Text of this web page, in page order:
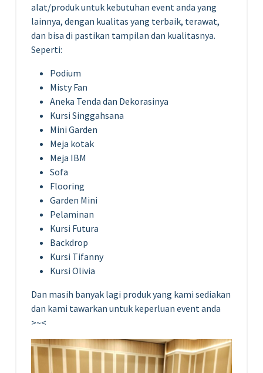
alat/produk untuk kebutuhan event anda yang
lainnya, dengan kualitas yang terbaik, terawat,
dan bisa di pastikan tampilan dan kualitasnya.
Seperti:
Podium
Misty Fan
Aneka Tenda dan Dekorasinya
Kursi Singgahsana
Mini Garden
Meja kotak
Meja IBM
Sofa
Flooring
Garden Mini
Pelaminan
Kursi Futura
Backdrop
Kursi Tifanny
Kursi Olivia
Dan masih banyak lagi produk yang kami sediakan
dan kami tawarkan untuk keperluan event anda
>~<